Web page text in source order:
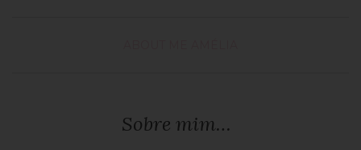
Sobre mim…